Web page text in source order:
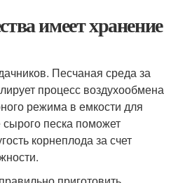
имеет хранение
Песчаная среда за
процесс воздухообмена
режима в емкости для
песка поможет
корнеплода за счет